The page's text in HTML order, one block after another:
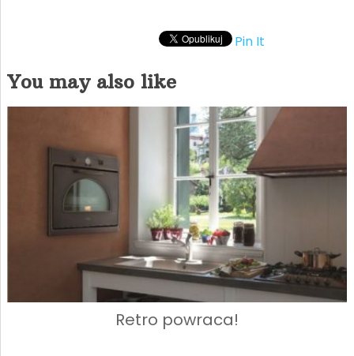
Pin It
You may also like
Retro powraca!